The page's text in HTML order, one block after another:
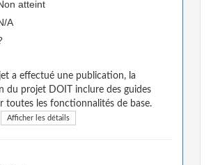
atteint
A
a effectué une publication, la
du projet DOIT inclure des guides
toutes les fonctionnalités de base.
Afficher les détails